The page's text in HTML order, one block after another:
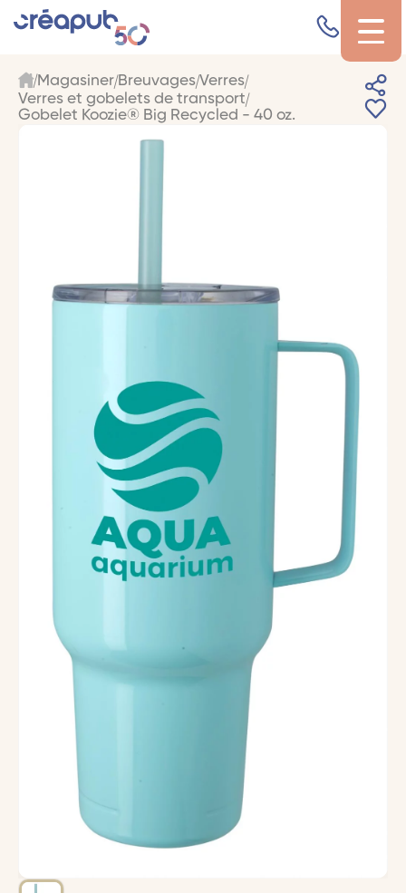
Magasiner Breuvages Verres
Verres et gobelets de transport
Gobelet Koozie® Big Recycled - 40 oz.